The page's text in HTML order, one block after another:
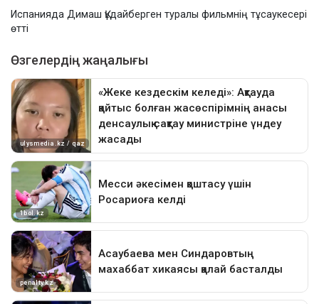
Испанияда Димаш Құдайберген туралы фильмнің тұсаукесері
өтті